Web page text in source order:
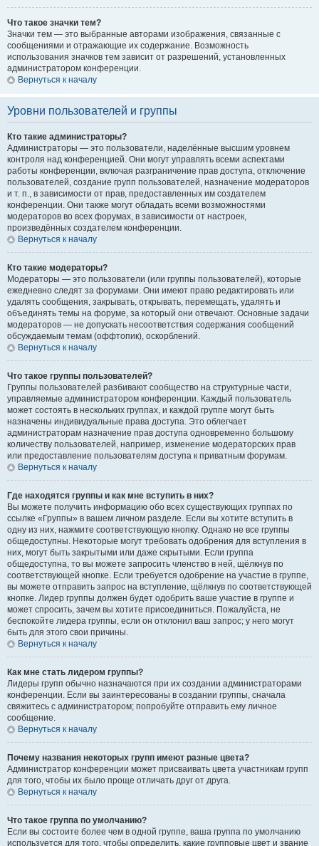
Что такое значки тем?
Значки тем — это выбранные авторами изображения, связанные с
сообщениями и отражающие их содержание. Возможность
использования значков тем зависит от разрешений, установленных
администратором конференции.
Вернуться к началу
Уровни пользователей и группы
Кто такие администраторы?
Администраторы — это пользователи, наделённые высшим уровнем
контроля над конференцией. Они могут управлять всеми аспектами
работы конференции, включая разграничение прав доступа, отключение
пользователей, создание групп пользователей, назначение модераторов
и т. п., в зависимости от прав, предоставленных им создателем
конференции. Они также могут обладать всеми возможностями
модераторов во всех форумах, в зависимости от настроек,
произведённых создателем конференции.
Вернуться к началу
Кто такие модераторы?
Модераторы — это пользователи (или группы пользователей), которые
ежедневно следят за форумами. Они имеют право редактировать или
удалять сообщения, закрывать, открывать, перемещать, удалять и
объединять темы на форуме, за который они отвечают. Основные задачи
модераторов — не допускать несоответствия содержания сообщений
обсуждаемым темам (оффтопик), оскорблений.
Вернуться к началу
Что такое группы пользователей?
Группы пользователей разбивают сообщество на структурные части,
управляемые администратором конференции. Каждый пользователь
может состоять в нескольких группах, и каждой группе могут быть
назначены индивидуальные права доступа. Это облегчает
администраторам назначение прав доступа одновременно большому
количеству пользователей, например, изменение модераторских прав
или предоставление пользователям доступа к приватным форумам.
Вернуться к началу
Где находятся группы и как мне вступить в них?
Вы можете получить информацию обо всех существующих группах по
ссылке «Группы» в вашем личном разделе. Если вы хотите вступить в
одну из них, нажмите соответствующую кнопку. Однако не все группы
общедоступны. Некоторые могут требовать одобрения для вступления в
них, могут быть закрытыми или даже скрытыми. Если группа
общедоступна, то вы можете запросить членство в ней, щёлкнув по
соответствующей кнопке. Если требуется одобрение на участие в группе,
вы можете отправить запрос на вступление, щёлкнув по соответствующей
кнопке. Лидер группы должен будет одобрить ваше участие в группе и
может спросить, зачем вы хотите присоединиться. Пожалуйста, не
беспокойте лидера группы, если он отклонил ваш запрос; у него могут
быть для этого свои причины.
Вернуться к началу
Как мне стать лидером группы?
Лидеры групп обычно назначаются при их создании администраторами
конференции. Если вы заинтересованы в создании группы, сначала
свяжитесь с администратором; попробуйте отправить ему личное
сообщение.
Вернуться к началу
Почему названия некоторых групп имеют разные цвета?
Администратор конференции может присваивать цвета участникам групп
для того, чтобы их было проще отличать друг от друга.
Вернуться к началу
Что такое группа по умолчанию?
Если вы состоите более чем в одной группе, ваша группа по умолчанию
используется для того, чтобы определить, какие групповые цвет и звание